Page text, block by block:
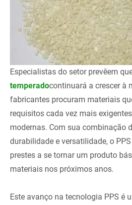
Especialistas do setor prevêem
temperadocontinuará a crescer à
fabricantes procuram materiais
requisitos cada vez mais
modernas. Com sua combinação
durabilidade e versatilidade, o
prestes a se tornar um produto
materiais nos próximos anos.
Este avanço na tecnologia PPS é